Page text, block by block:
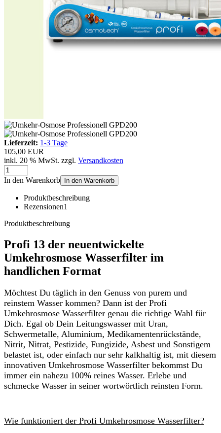
Lieferzeit: 1-3 Tage
105,00 EUR
inkl. 20 % MwSt. zzgl. Versandkosten
In den Warenkorb In den Warenkorb
Produktbeschreibung
Rezensionen1
Produktbeschreibung
Profi 13 der neuentwickelte
Umkehrosmose Wasserfilter im
handlichen Format
Möchtest Du täglich in den Genuss von purem und
reinstem Wasser kommen? Dann ist der Profi
Umkehrosmose Wasserfilter genau die richtige Wahl für
Dich. Egal ob Dein Leitungswasser mit Uran,
Schwermetalle, Aluminium, Medikamentenrückstände,
Nitrit, Nitrat, Pestizide, Fungizide, Asbest und Sonstigem
belastet ist, oder einfach nur sehr kalkhaltig ist, mit diesem
innovativen Umkehrosmose Wasserfilter bekommst Du
immer ein nahezu 100% reines Wasser. Erlebe und
schmecke Wasser in seiner wortwörtlich reinsten Form.
Wie funktioniert der Profi Umkehrosmose Wasserfilter?